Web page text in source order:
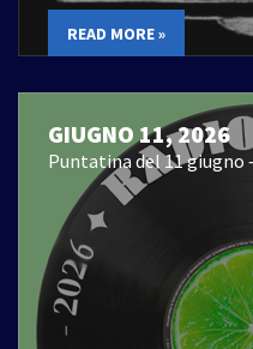
READ MORE »
GIUGNO 11, 2026
Puntatina del 11 giugno